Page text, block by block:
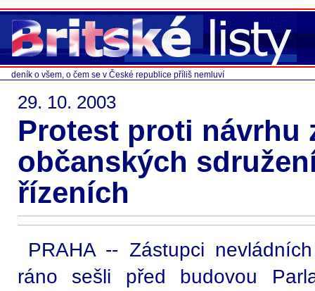
deník o všem, o čem se v České republice příliš nemluví
29. 10. 2003
Protest proti návrhu
občanských
řízeních
PRAHA -- Zástupci
ráno sešli před budovou